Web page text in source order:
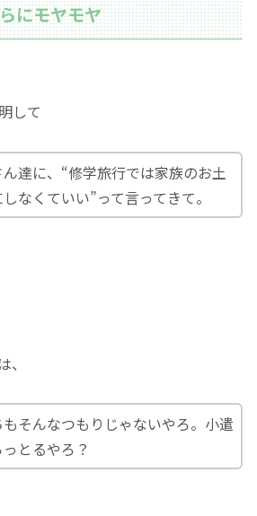
にモヤモヤ
して
達に、“修学旅行では家族のお土
なくていい”って言ってきて。
そんなつもりじゃないやろ。小遣
とるやろ？